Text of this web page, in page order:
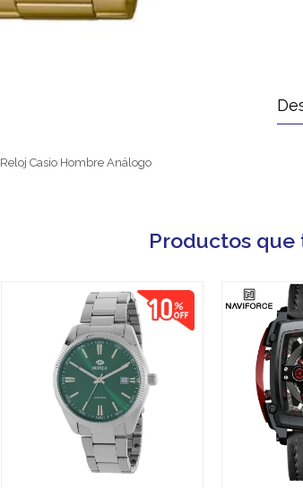
Reloj Casio Hombre Análogo
Productos